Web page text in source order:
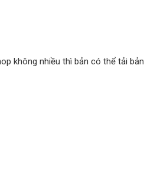
không nhiều thì bản có thể tải bản